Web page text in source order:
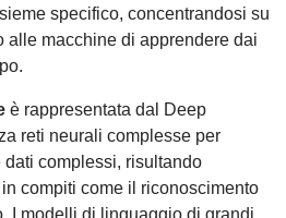
specifico, concentrandosi su
alle macchine di apprendere dai
è rappresentata dal Deep
reti neurali complesse per
complessi, risultando
compiti come il riconoscimento
I modelli di linguaggio di grandi